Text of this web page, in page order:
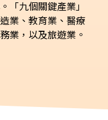
「九個關鍵產業」
業、教育業、醫療
業，以及旅遊業。